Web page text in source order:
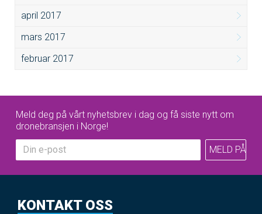
april 2017
mars 2017
februar 2017
Meld deg på vårt nyhetsbrev i dag og få siste nytt om
dronebransjen i Norge!
KONTAKT OSS